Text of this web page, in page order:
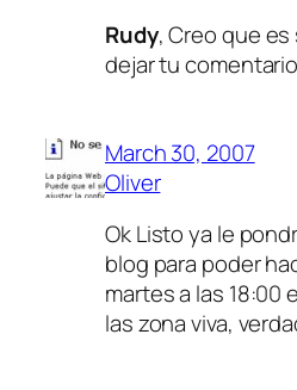
Rudy, Creo que
dejar tu
March 30, 2007
Oliver
Ok Listo ya le
blog para poder
martes a las 18:00
las zona viva,